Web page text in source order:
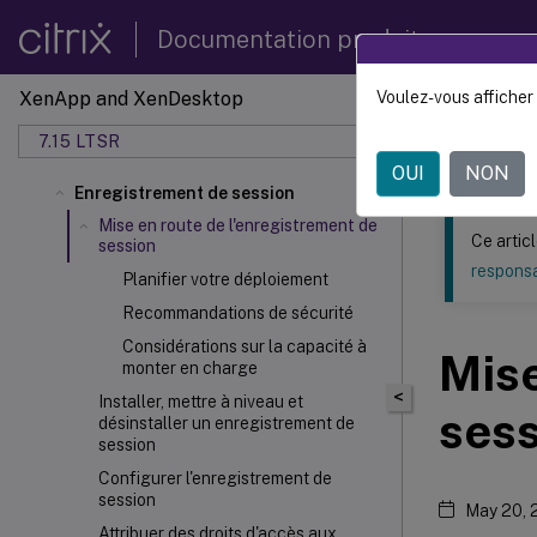
Documentation produit
XenApp and XenDesktop
7.15 LTSR
Enregistrement de session
Mise en route de l'enregistrement de
session
Planifier votre déploiement
Recommandations de sécurité
Considérations sur la capacité à
monter en charge
Installer, mettre à niveau et
désinstaller un enregistrement de
session
Configurer l'enregistrement de
session
Ce contenu a
<
Ce
May 20,
Voulez-vous
OUI NON